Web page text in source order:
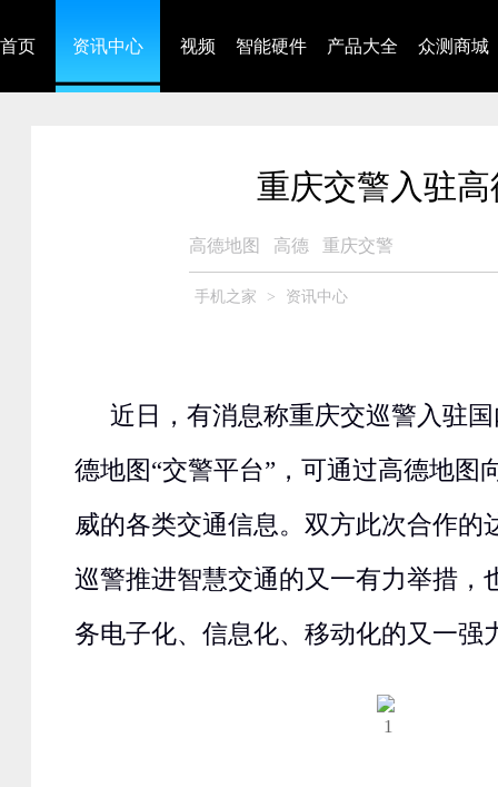
首页 资讯中心 视频 智能硬件 产品大全 众测商城
重庆交警入驻
高德地图 高德 重庆交警
手机之家 > 资讯中心
近日，有消息称重庆交巡警入驻
德地图“交警平台”，可通过高德地图
威的各类交通信息。双方此次合作的
巡警推进智慧交通的又一有力举措，
务电子化、信息化、移动化的又一强